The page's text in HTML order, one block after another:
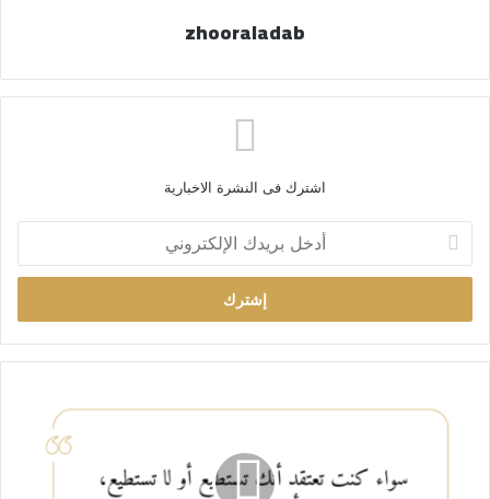
zhooraladab
اشترك فى النشرة الاخبارية
خ
ب
ر